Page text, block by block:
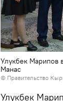
Улукбек Марипов
Манас
© Правительство
Улукбек